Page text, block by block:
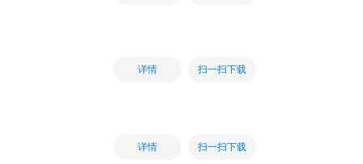
详情 扫一扫下载
详情 扫一扫下载